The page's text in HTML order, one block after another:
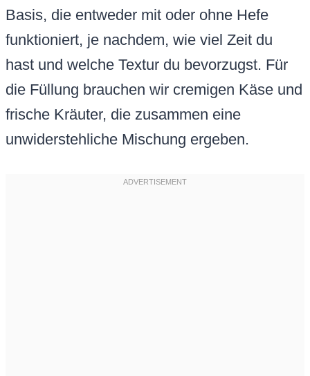
Basis, die entweder mit oder ohne Hefe
funktioniert, je nachdem, wie viel Zeit du
hast und welche Textur du bevorzugst. Für
die Füllung brauchen wir cremigen Käse und
frische Kräuter, die zusammen eine
unwiderstehliche Mischung ergeben.